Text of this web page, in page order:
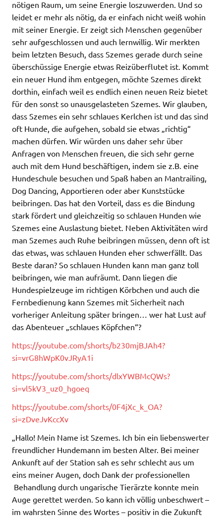
nötigen Raum, um seine Energie loszuwerden. Und so
leidet er mehr als nötig, da er einfach nicht weiß wohin
mit seiner Energie. Er zeigt sich Menschen gegenüber
sehr aufgeschlossen und auch lernwillig. Wir merkten
beim letzten Besuch, dass Szemes gerade durch seine
überschüssige Energie etwas Reizüberflutet ist. Kommt
ein neuer Hund ihm entgegen, möchte Szemes direkt
dorthin, einfach weil es endlich einen neuen Reiz bietet
für den sonst so unausgelasteten Szemes. Wir glauben,
dass Szemes ein sehr schlaues Kerlchen ist und das sind
oft Hunde, die aufgehen, sobald sie etwas „richtig“
machen dürfen. Wir würden uns daher sehr über
Anfragen von Menschen freuen, die sich sehr gerne
auch mit dem Hund beschäftigen, indem sie z.B. eine
Hundeschule besuchen und Spaß haben an Mantrailing,
Dog Dancing, Apportieren oder aber Kunststücke
beibringen. Das hat den Vorteil, dass es die Bindung
stark fördert und gleichzeitig so schlauen Hunden wie
Szemes eine Auslastung bietet. Neben Aktivitäten wird
man Szemes auch Ruhe beibringen müssen, denn oft ist
das etwas, was schlauen Hunden eher schwerfällt. Das
Beste daran? So schlauen Hunden kann man ganz toll
beibringen, wie man aufräumt. Dann liegen die
Hundespielzeuge im richtigen Körbchen und auch die
Fernbedienung kann Szemes mit Sicherheit nach
vorheriger Anleitung später bringen… wer hat Lust auf
das Abenteuer „schlaues Köpfchen“?
https://youtube.com/shorts/b230mjBJAh4?
si=vrG8hWpK0vJRyA1i
https://youtube.com/shorts/dlxYWBMcQWs?
si=vl5kV3_uz0_hgoeq
https://youtube.com/shorts/0F4jXc_k_OA?
si=zDveJvKccXv
„Hallo! Mein Name ist Szemes. Ich bin ein liebenswerter
freundlicher Hundemann im besten Alter. Bei meiner
Ankunft auf der Station sah es sehr schlecht aus um
eins meiner Augen, doch Dank der professionellen
Behandlung durch ungarische Tierärzte konnte mein
Auge gerettet werden. So kann ich völlig unbeschwert –
im wahrsten Sinne des Wortes – positiv in die Zukunft